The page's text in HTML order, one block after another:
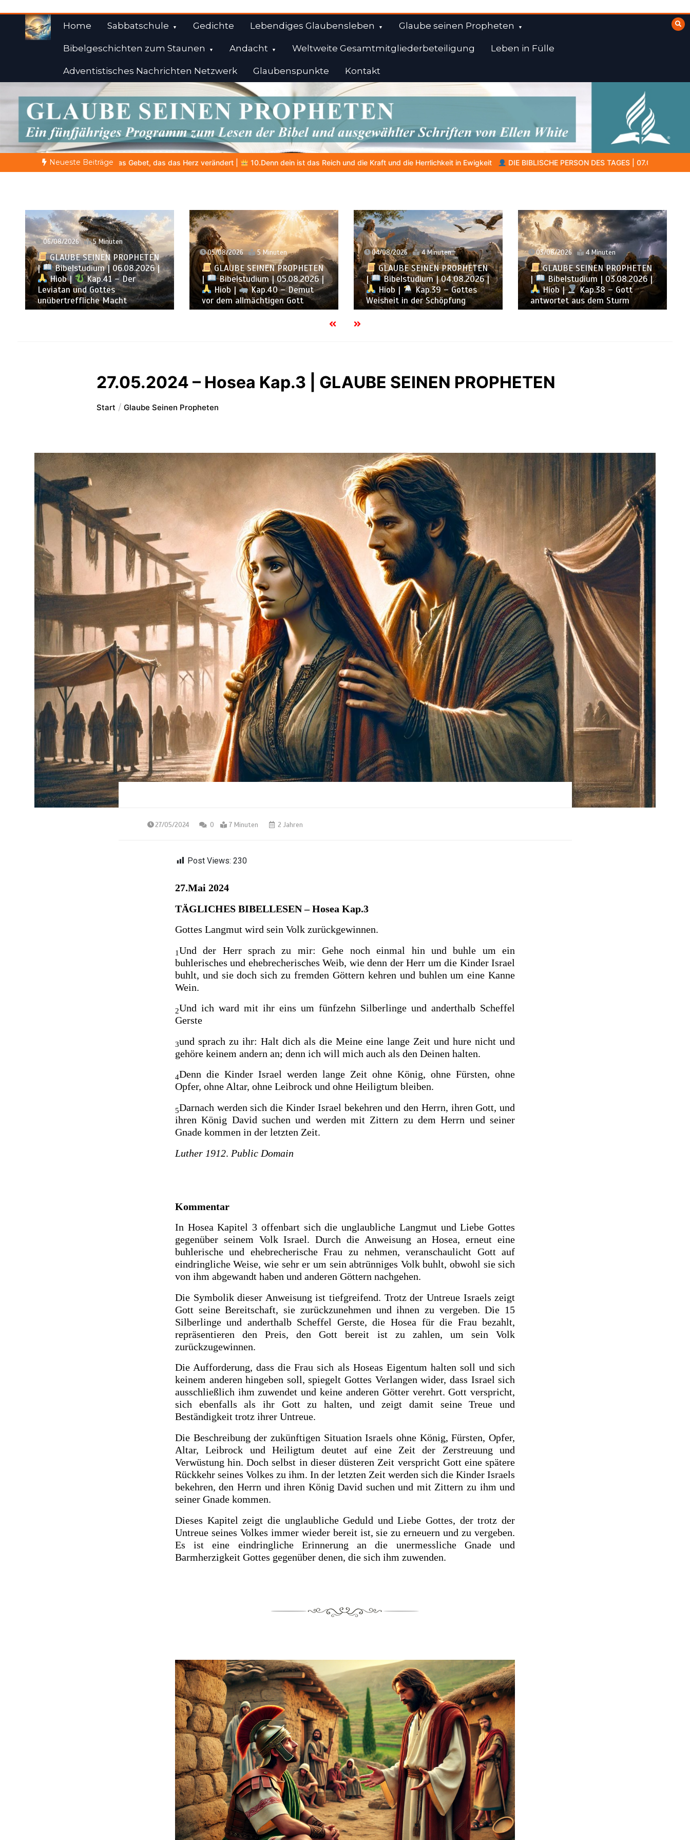
springen
Home Sabbatschule Gedichte Lebendiges Glaubensleben Glaube seinen Propheten
Bibelgeschichten zum Staunen Andacht Weltweite Gesamtmitgliederbeteiligung Leben in Fülle
Adventistisches Nachrichten Netzwerk Glaubenspunkte Kontakt
Weisheiten der Bibel
Himmelwärts
Neueste Beiträge
das Herz verändert | 10.Denn dein ist das Reich und die Kraft und die Herrlichkeit in Ewigkeit DIE BIBLISCHE PERSON DES TAGES | 07.08.2026 | Amram – der Vater, der in dunkler Zeit
05/08/2026 5 Minuten
GLAUBE SEINEN PROPHETEN
|
Bibelstudium | 05.08.2026 |
Hiob |
Kap.40 – Demut
vor dem allmächtigen Gott
04/08/2026 4 Minuten
GLAUBE SEINEN PROPHETEN
|
Bibelstudium | 04.08.2026 |
Hiob |
Kap.39 – Gottes
Weisheit in der Schöpfung
03/08/2026 4 Minuten
GLAUBE SEINEN PROPHETEN
|
Bibelstudium | 03.08.2026 |
Hiob |
Kap.38 – Gott
antwortet aus dem Sturm
02/08/2026 16 Minuten
GLAUBE SEINEN PROPHETEN
|
Geist der Prophezeiung | 02
– 08.08.2026 |
Propheten
und Könige |
Kap. 16 : Der
Untergang des Hauses Ahab
27.05.2024 – Hosea Kap.3 | GLAUBE SEINEN PROPHETEN
Start Glaube Seinen Propheten
27/05/2024 0 7 Minuten 2 Jahren
Post Views: 230
27.Mai 2024
TÄGLICHES BIBELLESEN – Hosea Kap.3
Gottes Langmut wird sein Volk zurückgewinnen.
1Und der Herr sprach zu mir: Gehe noch einmal hin und buhle um ein
buhlerisches und ehebrecherisches Weib, wie denn der Herr um die Kinder Israel
buhlt, und sie doch sich zu fremden Göttern kehren und buhlen um eine Kanne
Wein.
2Und ich ward mit ihr eins um fünfzehn Silberlinge und anderthalb Scheffel
Gerste
3und sprach zu ihr: Halt dich als die Meine eine lange Zeit und hure nicht und
gehöre keinem andern an; denn ich will mich auch als den Deinen halten.
4Denn die Kinder Israel werden lange Zeit ohne König, ohne Fürsten, ohne
Opfer, ohne Altar, ohne Leibrock und ohne Heiligtum bleiben.
5Darnach werden sich die Kinder Israel bekehren und den Herrn, ihren Gott, und
ihrenKönig David suchen und werden mit Zittern zu dem Herrn und seiner
Gnade kommen in der letzten Zeit.
Luther 1912. Public Domain
Kommentar
In Hosea Kapitel 3 offenbart sich die unglaubliche Langmut und Liebe Gottes
gegenüber seinem Volk Israel. Durch die Anweisung an Hosea, erneut eine
buhlerische und ehebrecherische Frau zu nehmen, veranschaulicht Gott auf
eindringliche Weise, wie sehr er um sein abtrünniges Volk buhlt, obwohl sie sich
von ihm abgewandt haben und anderen Göttern nachgehen.
Die Symbolik dieser Anweisung ist tiefgreifend. Trotz der Untreue Israels zeigt
Gott seine Bereitschaft, sie zurückzunehmen und ihnen zu vergeben. Die 15
Silberlinge und anderthalb Scheffel Gerste, die Hosea für die Frau bezahlt,
repräsentieren den Preis, den Gott bereit ist zu zahlen, um sein Volk
zurückzugewinnen.
Die Aufforderung, dass die Frau sich als Hoseas Eigentum halten soll und sich
keinem anderen hingeben soll, spiegelt Gottes Verlangen wider, dass Israel sich
ausschließlich ihm zuwendet und keine anderen Götter verehrt. Gott verspricht,
sich ebenfalls als ihr Gott zu halten, und zeigt damit seine Treue und
Beständigkeit trotz ihrer Untreue.
Die Beschreibung der zukünftigen Situation Israels ohne König, Fürsten, Opfer,
Altar, Leibrock und Heiligtum deutet auf eine Zeit der Zerstreuung und
Verwüstung hin. Doch selbst in dieser düsteren Zeit verspricht Gott eine spätere
Rückkehr seines Volkes zu ihm. In der letzten Zeit werden sich die Kinder Israels
bekehren, den Herrn und ihren König David suchen und mit Zittern zu ihm und
seiner Gnade kommen.
Dieses Kapitel zeigt die unglaubliche Geduld und Liebe Gottes, der trotz der
Untreue seines Volkes immer wieder bereit ist, sie zu erneuern und zu vergeben.
Es ist eine eindringliche Erinnerung an die unermessliche Gnade und
Barmherzigkeit Gottes gegenüber denen, die sich ihm zuwenden.